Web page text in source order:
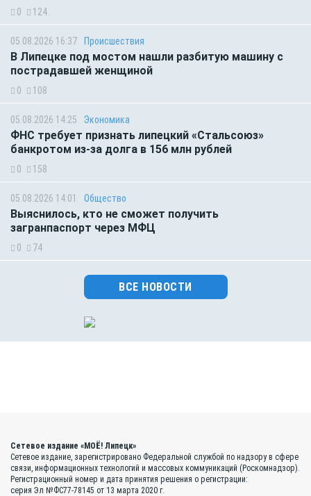
0 124
05.08.2026 16:37 Происшествия
В Липецке под мостом нашли разбитую машину с
пострадавшей женщиной
0 108
05.08.2026 14:25 Экономика
ФНС требует признать липецкий «Стальсоюз»
банкротом из-за долга в 156 млн рублей
0 158
05.08.2026 14:01 Общество
Выяснилось, кто не сможет получить
загранпаспорт через МФЦ
0 74
ВСЕ НОВОСТИ
Сетевое издание «МОЁ! Липецк»
Сетевое издание, зарегистрировано Федеральной службой по надзору в сфере
связи, информационных технологий и массовых коммуникаций (Роскомнадзор).
Регистрационный номер и дата принятия решения о регистрации:
серия Эл №ФС77-78145 от 13 марта 2020 г.